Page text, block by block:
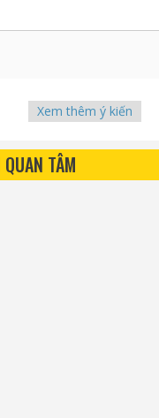
Xem thêm ý kiến
TÂM